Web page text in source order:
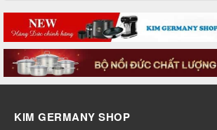
KIM GERMANY SHOP